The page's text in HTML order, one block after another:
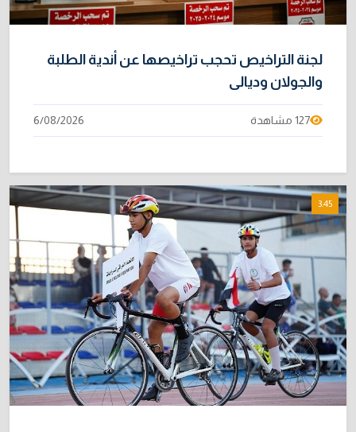
لجنة التراخيص تحجب تراخيصها عن أندية الطلبة
والجولان وديالى
127 مشاهدة 6/08/2026
3:45